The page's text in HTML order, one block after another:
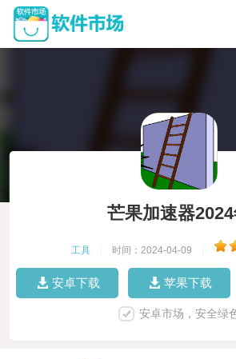
芒果加速器
工具 时间：2024-04-09
安卓下载 苹果下载
安卓市场，安全绿